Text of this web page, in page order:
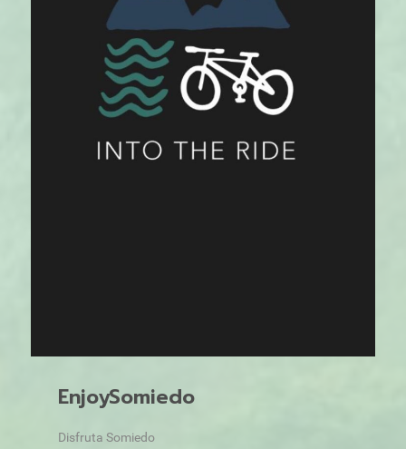
EnjoySomiedo
Disfruta Somiedo